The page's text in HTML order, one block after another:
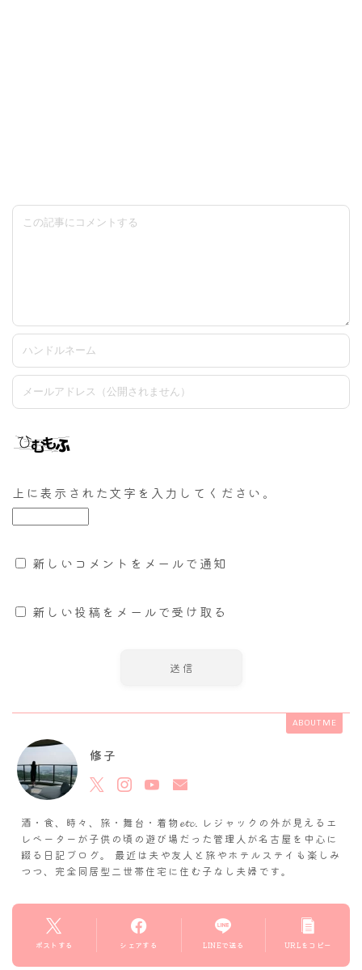
上に表示された文字を入力してください。
新しいコメントをメールで通知
新しい投稿をメールで受け取る
ABOUT ME
修子
酒・食、時々、旅・舞台・着物𝓮𝓽𝓬. レジャックの外が見えるエ
レベーターが子供の頃の遊び場だった管理人が名古屋を中心に
綴る日記ブログ。 最近は夫や友人と旅やホテルステイも楽しみ
つつ、完全同居型二世帯住宅に住む子なし夫婦です。
ポストする シェアする LINEで送る URLをコピー